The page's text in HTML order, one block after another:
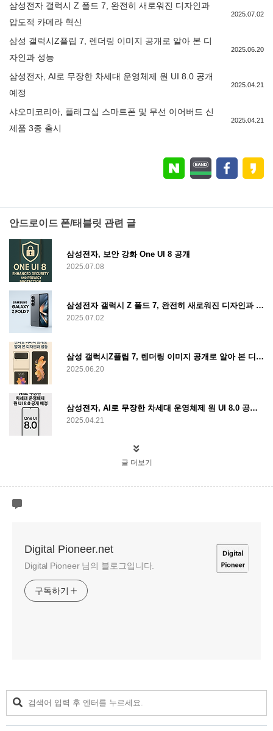
삼성전자 갤럭시 Z 폴드 7, 완전히 새로워진 디자인과
압도적 카메라 혁신
2025.07.02
삼성 갤럭시Z플립 7, 렌더링 이미지 공개로 알아 본 디
자인과 성능
2025.06.20
삼성전자, AI로 무장한 차세대 운영체제 원 UI 8.0 공개
예정
2025.04.21
샤오미코리아, 플래그십 스마트폰 및 무선 이어버드 신
제품 3종 출시
2025.04.21
안드로이드 폰/태블릿 관련 글
삼성전자, 보안 강화 One UI 8 공개
2025.07.08
삼성전자 갤럭시 Z 폴드 7, 완전히 새로워진 디자인과 압도적 카메라 혁신
2025.07.02
삼성 갤럭시Z플립 7, 렌더링 이미지 공개로 알아 본 디자인과 성능
2025.06.20
삼성전자, AI로 무장한 차세대 운영체제 원 UI 8.0 공개 예정
2025.04.21
글 더보기
Digital Pioneer.net
Digital Pioneer 님의 블로그입니다.
구독하기